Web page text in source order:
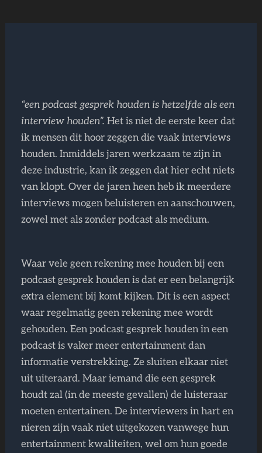
“een podcast gesprek houden is hetzelfde als een
interview houden”.Het is niet de eerste keer dat
ik mensen dit hoor zeggen die vaak interviews
houden. Inmiddels jaren werkzaam te zijn in
deze industrie, kan ik zeggen dat hier echt niets
van klopt. Over de jaren heen heb ik meerdere
interviews mogen beluisteren en aanschouwen,
zowel met als zonder podcast als medium.
Waar vele geen rekening mee houden bij een
podcast gesprek houden is dat er een belangrijk
extra element bij komt kijken. Dit is een aspect
waar regelmatig geen rekening mee wordt
gehouden. Een podcast gesprek houden in een
podcast is vaker meer entertainment dan
informatie verstrekking. Ze sluiten elkaar niet
uit uiteraard. Maar iemand die een gesprek
houdt zal (in de meeste gevallen) de luisteraar
moeten entertainen. De interviewers in hart en
nieren zijn vaak niet uitgekozen vanwege hun
entertainment kwaliteiten, wel om hun goede